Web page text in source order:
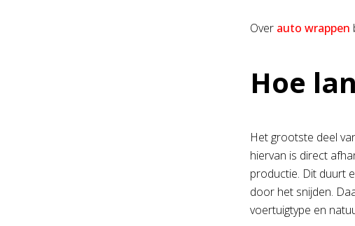
Over auto wrappen
Hoe
Het grootste deel
hiervan is direct
productie. Dit duurt
door het snijden.
voertuigtype en